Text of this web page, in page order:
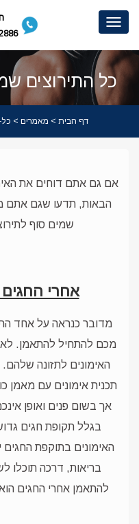
Toggle
navigation
כל התירוצים
דף הבית > מאמרים >
אם גם אתם דוחים את
הבאות, תדעו שגם אתם
שמים סוף
אחרי
מדובר כנראה על אחד
מכם להתחיל להתאמן.
האימונים לתזונה
תכנית אימונים עם מאמן
אך בשום פנים ואופן
בגלל תקופת חגים
האימונים בתוקפת
בריאות, דרכה תוכלו
להתאמן אחרי החגים